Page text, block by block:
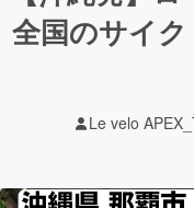
注
全国のサイ
Le velo